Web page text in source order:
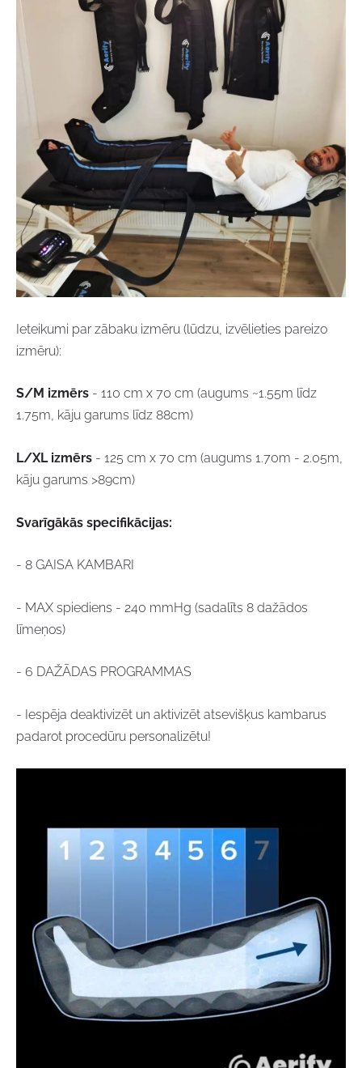
Ieteikumi par zābaku izmēru (lūdzu, izvēlieties pareizo
izmēru):
S/M izmērs - 110 cm x 70 cm (augums ~1.55m līdz
1.75m, kāju garums līdz 88cm)
L/XL izmērs - 125 cm x 70 cm (augums 1.70m - 2.05m,
kāju garums >89cm)
Svarīgākās specifikācijas:
- 8 GAISA KAMBARI
- MAX spiediens - 240 mmHg (sadalīts 8 dažādos
līmeņos)
- 6 DAŽĀDAS PROGRAMMAS
- Iespēja deaktivizēt un aktivizēt atsevišķus kambarus
padarot procedūru personalizētu!